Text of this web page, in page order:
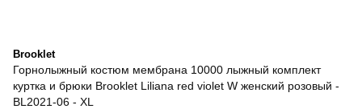
Brooklet
Горнолыжный костюм мембрана 10000 лыжный комплект
куртка и брюки Brooklet Liliana red violet W женский розовый -
BL2021-06 - XL